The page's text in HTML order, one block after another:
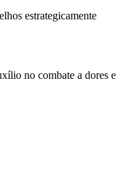
estrategicamente
no combate a dores e